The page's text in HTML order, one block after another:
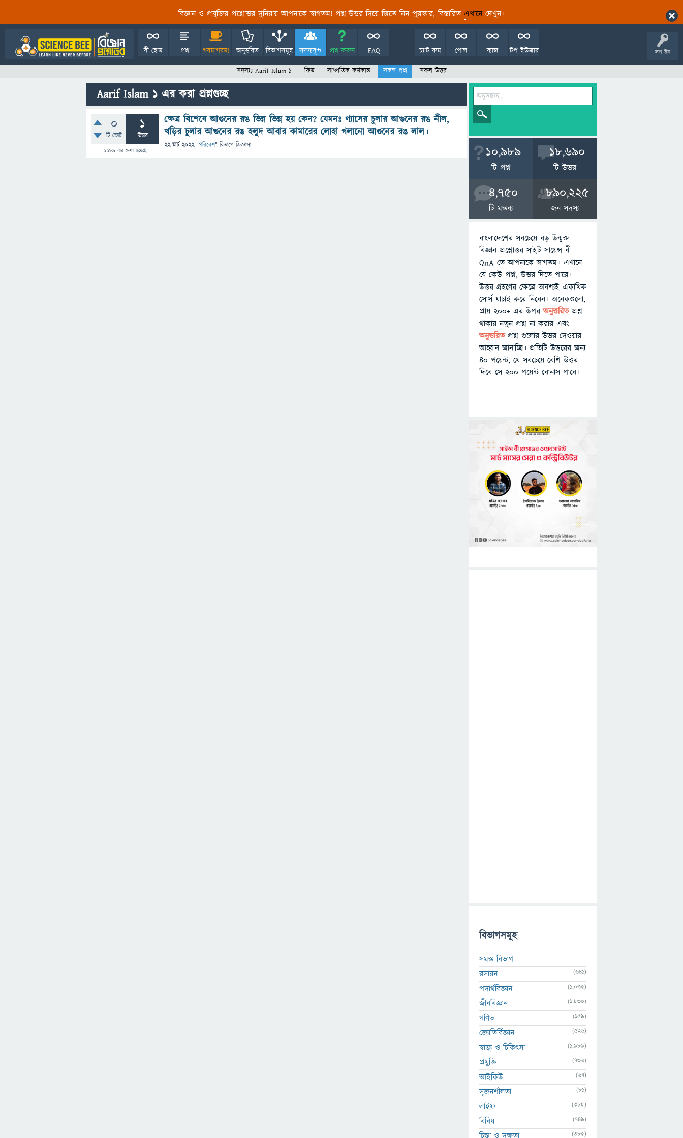
বিজ্ঞান ও প্রযুক্তির প্রশ্নোত্তর দুনিয়ায় আপনাকে স্বাগতম! প্রশ্ন-উত্তর দিয়ে জিতে নিন পুরস্কার, বিস্তারিত এখানেদেখুন।
লগ ইন
বী হোম প্রশ্ন গরমাগরম! অনুত্তরিত বিভাগসমূহ সদস্যবৃন্দ প্রশ্ন করুন FAQ টপ ইউজার
ব্যাজ
পোল
চ্যাট রুম
সদস্যঃ Aarif Islam 1 ফিড সাম্প্রতিক কর্মকান্ড সকল প্রশ্ন সকল উত্তর
Aarif Islam 1 এর করা প্রশ্নগুচ্ছ
0
টি ভোট
1
উত্তর
1,189 বার দেখা হয়েছে
ক্ষেত্র বিশেষে আগুনের রঙ ভিন্ন ভিন্ন হয় কেন? যেমনঃ গ্যাসের চুলার আগুনের রঙ নীল,
খড়ির চুলার আগুনের রঙ হলুদ আবার কামারের লোহা গলানো আগুনের রঙ লাল।
22 মার্চ 2022 "পরিবেশ" বিভাগে জিজ্ঞাসা 10,989
টি প্রশ্ন
18,690
টি উত্তর
4,750
টি মন্তব্য
890,225
জন সদস্য
বাংলাদেশের সবচেয়ে বড় উন্মুক্ত
বিজ্ঞান প্রশ্নোত্তর সাইট সায়েন্স বী
QnA তে আপনাকে স্বাগতম। এখানে
যে কেউ প্রশ্ন, উত্তর দিতে পারে।
উত্তর গ্রহণের ক্ষেত্রে অবশ্যই একাধিক
সোর্স যাচাই করে নিবেন। অনেকগুলো,
প্রায় ২০০+ এর উপরঅনুত্তরিতপ্রশ্ন
থাকায় নতুন প্রশ্ন না করার এবং
অনুত্তরিত প্রশ্ন গুলোর উত্তর দেওয়ার
আহ্বান জানাচ্ছি। প্রতিটি উত্তরের জন্য
৪০ পয়েন্ট, যে সবচেয়ে বেশি উত্তর
দিবে সে ২০০ পয়েন্ট বোনাস পাবে।
বিভাগসমূহ
সমস্ত বিভাগ
রসায়ন
(641)
পদার্থবিজ্ঞান (1,035)
জীববিজ্ঞান (1,830)
গণিত (159)
জ্যোতির্বিজ্ঞান (526)
স্বাস্থ্য ও চিকিৎসা (1,989)
প্রযুক্তি (736)
আইকিউ (67)
সৃজনশীলতা (81)
লাইফ (388)
বিবিধ (749)
চিন্তা ও দক্ষতা (385)